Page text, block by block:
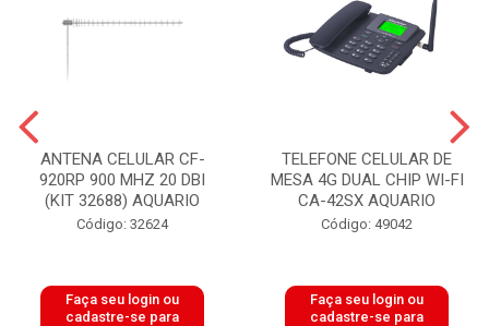
ANTENA CELULAR CF-
920RP 900 MHZ 20 DBI
(KIT 32688) AQUARIO
Código: 32624
Faça seu login ou
cadastre-se para
TELEFONE CELULAR DE
MESA 4G DUAL CHIP WI-FI
CA-42SX AQUARIO
Código: 49042
Faça seu login ou
cadastre-se para